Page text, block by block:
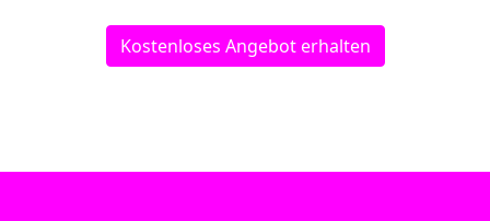
Kostenloses Angebot erhalten